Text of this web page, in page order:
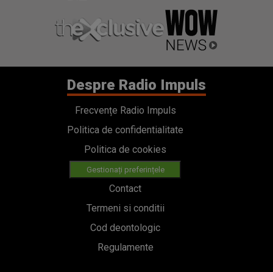
Despre Radio Impuls
Frecvențe Radio Impuls
Politica de confidentialitate
Politica de cookies
Gestionați preferințele
Contact
Termeni si conditii
Cod deontologic
Regulamente